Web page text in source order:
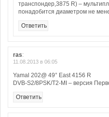
транспондер,3875 R) –
понадобится диаметром не
Ответить
ras:
11.08.2013 в 06:05
Yamal 202@ 49° East 4156 R
DVB-S2/8PSK/T2-MI – версия
Ответить